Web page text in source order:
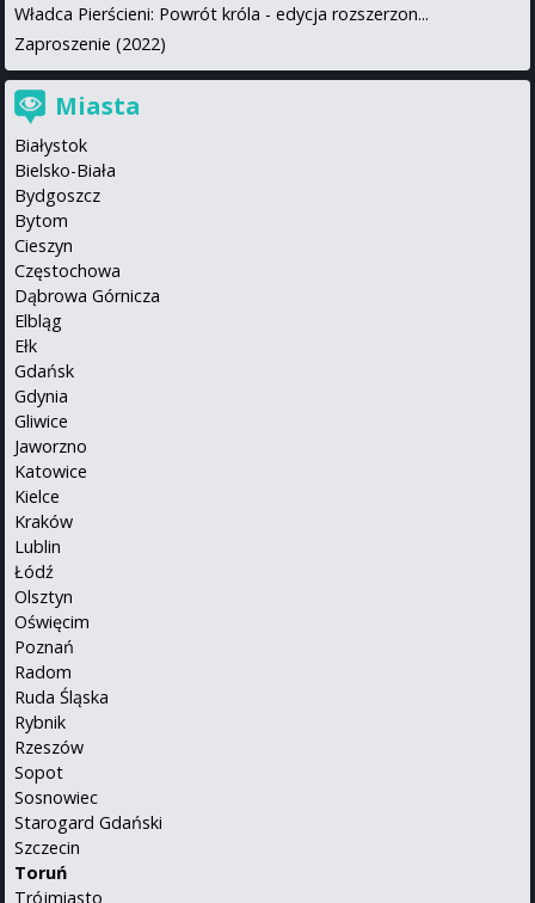
Władca Pierścieni: Powrót króla - edycja rozszerzon...
Zaproszenie (2022)
Miasta
Białystok
Bielsko-Biała
Bydgoszcz
Bytom
Cieszyn
Częstochowa
Dąbrowa Górnicza
Elbląg
Ełk
Gdańsk
Gdynia
Gliwice
Jaworzno
Katowice
Kielce
Kraków
Lublin
Łódź
Olsztyn
Oświęcim
Poznań
Radom
Ruda Śląska
Rybnik
Rzeszów
Sopot
Sosnowiec
Starogard Gdański
Szczecin
Toruń
Trójmiasto